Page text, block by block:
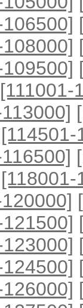
[111001-
[114501-
[118001-